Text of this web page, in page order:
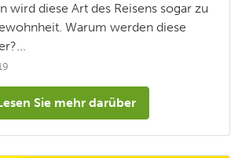
wird diese Art des Reisens sogar zu
Warum werden diese
Sie mehr darüber